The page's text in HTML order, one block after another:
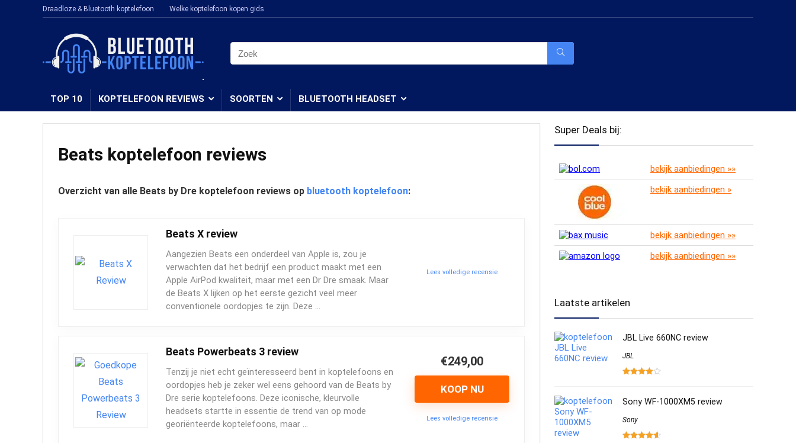
Draadloze & Bluetooth koptelefoon Welke koptelefoon kopen gids
TOP 10 KOPTELEFOON REVIEWS SOORTEN BLUETOOTH HEADSET
Beats koptelefoon reviews
Overzicht van alle Beats by Dre koptelefoon reviews op bluetooth koptelefoon:
Beats X review
Aangezien Beats een onderdeel van Apple is, zou je
verwachten dat het bedrijf een product maakt met een
Apple AirPod kwaliteit, maar met een Dr Dre smaak. Maar
de Beats X lijken op het eerste gezicht veel meer
conventionele oordopjes te zijn. Deze …
Lees volledige recensie
Beats Powerbeats 3 review
Tenzij je niet echt geïnteresseerd bent in koptelefoons en
oordopjes heb je zeker wel eens gehoord van de Beats by
Dre serie koptelefoons. Deze iconische, kleurvolle
headsets startte in essentie de trend van op mode
georiënteerde koptelefoons, maar …
€249,00
KOOP NU
Lees volledige recensie
Super Deals bij:
bekijk aanbiedingen »»
bekijk aanbiedingen »
bekijk aanbiedingen »»
bekijk aanbiedingen »»
Laatste artikelen
JBL Live 660NC review
JBL
Sony WF-1000XM5 review
Sony